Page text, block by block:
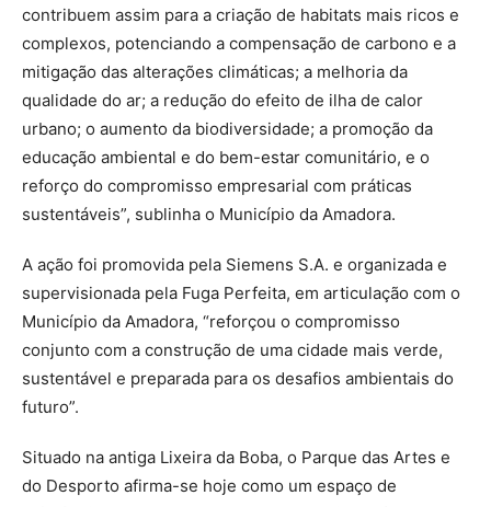
contribuem assim para a criação de habitats mais ricos e
complexos, potenciando a compensação de carbono e a
mitigação das alterações climáticas; a melhoria da
qualidade do ar; a redução do efeito de ilha de calor
urbano; o aumento da biodiversidade; a promoção da
educação ambiental e do bem-estar comunitário, e o
reforço do compromisso empresarial com práticas
sustentáveis”, sublinha o Município da Amadora.
A ação foi promovida pela Siemens S.A. e organizada e
supervisionada pela Fuga Perfeita, em articulação com o
Município da Amadora, “reforçou o compromisso
conjunto com a construção de uma cidade mais verde,
sustentável e preparada para os desafios ambientais do
futuro”.
Situado na antiga Lixeira da Boba, o Parque das Artes e
do Desporto afirma-se hoje como um espaço de